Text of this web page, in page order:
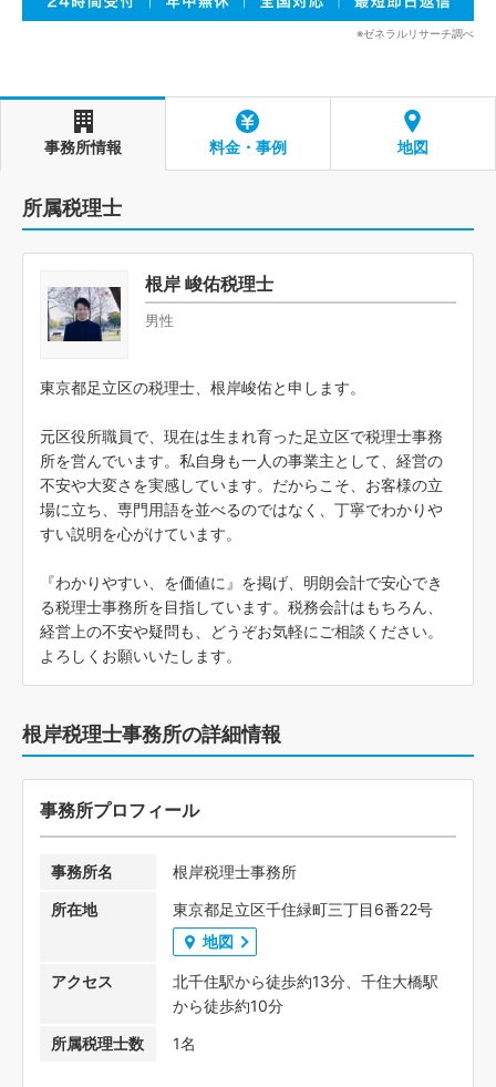
※ゼネラルリサーチ調べ
事務所情報 料金・事例 地図
所属税理士
根岸 峻佑税理士
男性
東京都足立区の税理士、根岸峻佑と申します。
元区役所職員で、現在は生まれ育った足立区で税理士事務
所を営んでいます。私自身も一人の事業主として、経営の
不安や大変さを実感しています。だからこそ、お客様の立
場に立ち、専門用語を並べるのではなく、丁寧でわかりや
すい説明を心がけています。
『わかりやすい、を価値に』を掲げ、明朗会計で安心でき
る税理士事務所を目指しています。税務会計はもちろん、
経営上の不安や疑問も、どうぞお気軽にご相談ください。
よろしくお願いいたします。
根岸税理士事務所の詳細情報
事務所プロフィール
事務所名
根岸税理士事務所
所在地
東京都足立区千住緑町三丁目6番22号
地図
アクセス
北千住駅から徒歩約13分、千住大橋駅
から徒歩約10分
所属税理士数
1名